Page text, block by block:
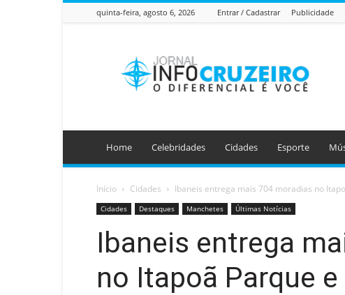
quinta-feira, agosto 6, 2026 Entrar / Cadastrar Publicidade
Info
Cruzeiro
Home Celebridades Cidades Esporte
Início Cidades Ibaneis entrega mais 704 moradias no
Cidades Destaques Manchetes Últimas Notícias
Ibaneis entrega
no Itapoã Parque